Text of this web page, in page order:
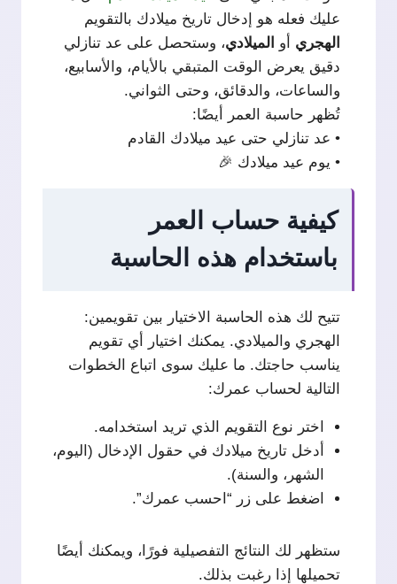
عليك فعله هو إدخال تاريخ ميلادك بالتقويم
الهجري أو الميلادي، وستحصل على عد تنازلي
دقيق يعرض الوقت المتبقي بالأيام، والأسابيع،
والساعات، والدقائق، وحتى الثواني.
تُظهر حاسبة العمر أيضًا:
• عد تنازلي حتى عيد ميلادك القادم
• يوم عيد ميلادك 🎉
كيفية حساب العمر
باستخدام هذه الحاسبة
تتيح لك هذه الحاسبة الاختيار بين تقويمين:
الهجري والميلادي. يمكنك اختيار أي تقويم
يناسب حاجتك. ما عليك سوى اتباع الخطوات
التالية لحساب عمرك:
اختر نوع التقويم الذي تريد استخدامه.
أدخل تاريخ ميلادك في حقول الإدخال (اليوم،
الشهر، والسنة).
اضغط على زر “احسب عمرك”.
ستظهر لك النتائج التفصيلية فورًا، ويمكنك أيضًا
تحميلها إذا رغبت بذلك.